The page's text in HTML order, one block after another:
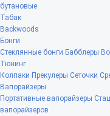
бутановые
Табак
Backwoods
Бонги
Стеклянные бонги Бабблеры
Тюнинг
Колпаки Прекулеры Сеточки
Вапорайзеры
Портативные вапорайзеры
вапорайзеров